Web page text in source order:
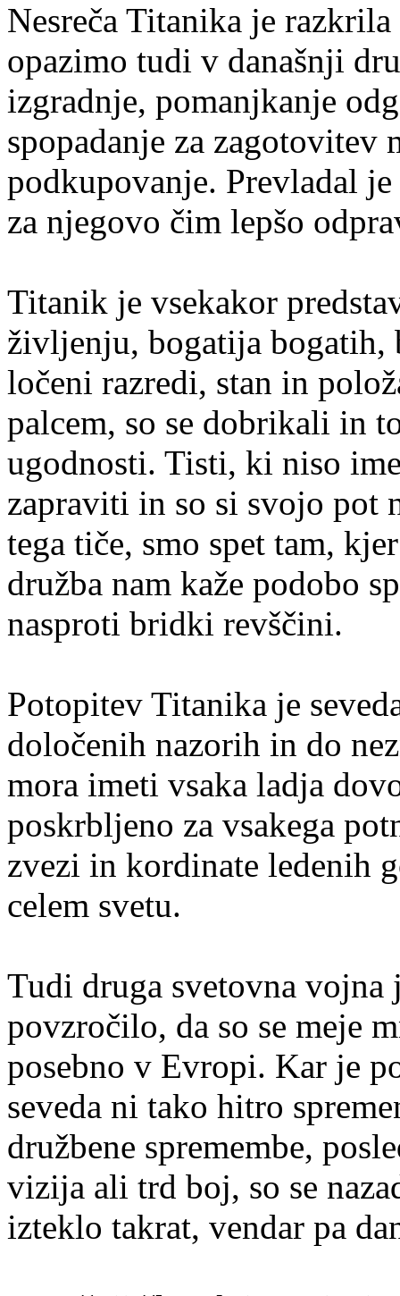
Nesreča Titanika je
opazimo tudi v današnji
izgradnje, pomanjkanje
spopadanje za zagotovitev
podkupovanje. Prevladal
za njegovo čim lepšo
Titanik je vsekakor
življenju, bogatija bogatih,
ločeni razredi, stan in
palcem, so se dobrikali in
ugodnosti. Tisti, ki niso
zapraviti in so si svojo pot
tega tiče, smo spet tam,
družba nam kaže podobo
nasproti bridki revščini.
Potopitev Titanika je
določenih nazorih in do
mora imeti vsaka ladja
poskrbljeno za vsakega
zvezi in kordinate ledenih
celem svetu.
Tudi druga svetovna vojna
povzročilo, da so se meje
posebno v Evropi. Kar je
seveda ni tako hitro
družbene spremembe,
vizija ali trd boj, so se
izteklo takrat, vendar pa